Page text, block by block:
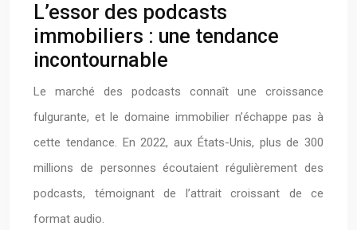
L’essor des podcasts
immobiliers : une tendance
incontournable
Le marché des podcasts connaît une croissance
fulgurante, et le domaine immobilier n’échappe pas à
cette tendance. En 2022, aux États-Unis, plus de 300
millions de personnes écoutaient régulièrement des
podcasts, témoignant de l’attrait croissant de ce
format audio.